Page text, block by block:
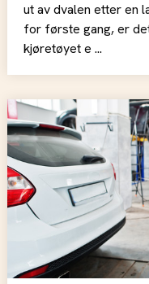
ut av dvalen etter en
for første gang, er
kjøretøyet e ...